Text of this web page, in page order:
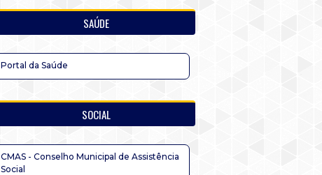
SAÚDE
Portal da Saúde
SOCIAL
CMAS - Conselho Municipal de Assistência
Social